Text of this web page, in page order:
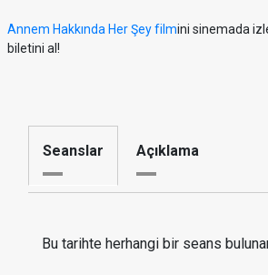
Annem Hakkında Her Şey filmini sinemada
biletini al!
Seanslar Açıklama
Bu tarihte herhangi bir seans